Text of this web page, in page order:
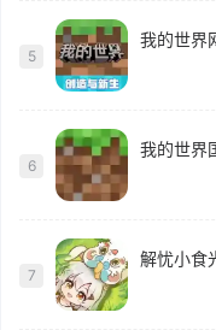
5
我的世界
6
我的世界
7
解忧小食